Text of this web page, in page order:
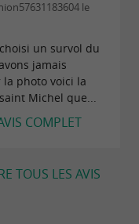
le
un survol du
jamais
photo voici la
Michel que...
COMPLET
TOUS LES AVIS